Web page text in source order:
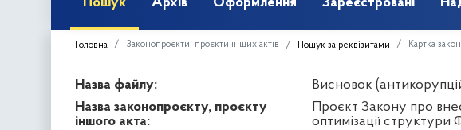
Головна Законопроєкти, проєкти інших актів Пошук за реквізитами Картка
Назва файлу:
Висновок
Назва законопроєкту, проєкту
іншого акта:
Проєкт Закону про
оптимізації